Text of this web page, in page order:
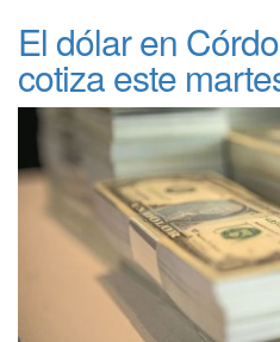
El dólar en
cotiza este